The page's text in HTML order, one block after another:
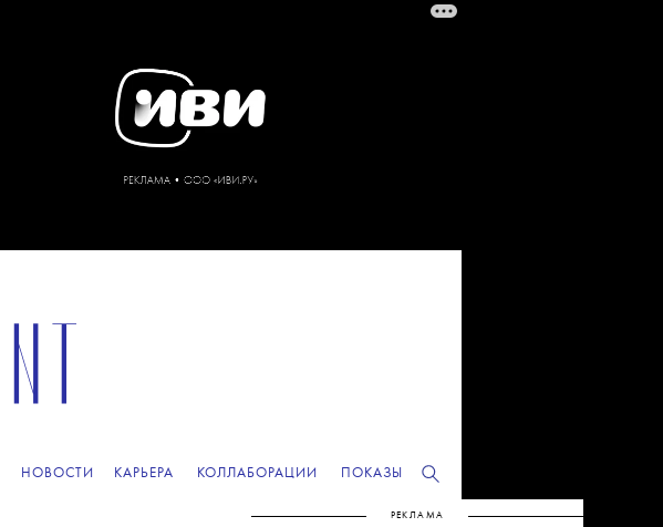
НОВОСТИ КАРЬЕРА КОЛЛАБОРАЦИИ ПОКАЗЫ
РЕКЛАМА